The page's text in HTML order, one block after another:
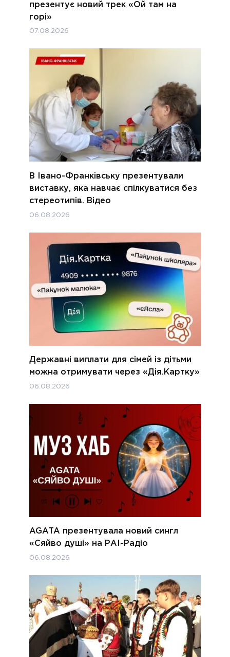
презентує новий трек «Ой там на
горі»
07.08.2026
В Івано-Франківську презентували
виставку, яка навчає спілкуватися без
стереотипів. Відео
06.08.2026
Державні виплати для сімей із дітьми
можна отримувати через «Дія.Картку»
06.08.2026
AGATA презентувала новий сингл
«Сяйво душі» на РАІ-Радіо
06.08.2026